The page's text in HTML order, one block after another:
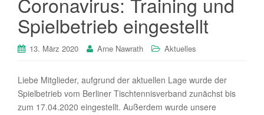
Spielbetrieb eingestellt
13. März 2020 Arne Nawrath Aktuelles
Liebe Mitglieder, aufgrund der aktuellen Lage wurde der
Spielbetrieb vom Berliner Tischtennisverband zunächst bis
zum 17.04.2020 eingestellt. Außerdem wurde unsere